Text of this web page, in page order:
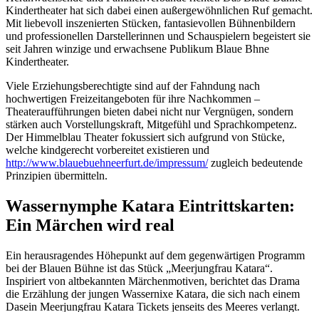
Kindertheater hat sich dabei einen außergewöhnlichen Ruf gemacht.
Mit liebevoll inszenierten Stücken, fantasievollen Bühnenbildern
und professionellen Darstellerinnen und Schauspielern begeistert sie
seit Jahren winzige und erwachsene Publikum Blaue Bhne
Kindertheater.
Viele Erziehungsberechtigte sind auf der Fahndung nach
hochwertigen Freizeitangeboten für ihre Nachkommen –
Theateraufführungen bieten dabei nicht nur Vergnügen, sondern
stärken auch Vorstellungskraft, Mitgefühl und Sprachkompetenz.
Der Himmelblau Theater fokussiert sich aufgrund von Stücke,
welche kindgerecht vorbereitet existieren und
http://www.blauebuehneerfurt.de/impressum/zugleich bedeutende
Prinzipien übermitteln.
Wassernymphe Katara Eintrittskarten:
Ein Märchen wird real
Ein herausragendes Höhepunkt auf dem gegenwärtigen Programm
bei der Blauen Bühne ist das Stück „Meerjungfrau Katara“.
Inspiriert von altbekannten Märchenmotiven, berichtet das Drama
die Erzählung der jungen Wassernixe Katara, die sich nach einem
Dasein Meerjungfrau Katara Tickets jenseits des Meeres verlangt.